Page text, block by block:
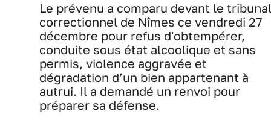
Le prévenu a comparu devant le tribunal
correctionnel de Nîmes ce vendredi 27
décembre pour refus d'obtempérer,
conduite sous état alcoolique et sans
permis, violence aggravée et
dégradation d’un bien appartenant à
autrui. Il a demandé un renvoi pour
préparer sa défense.